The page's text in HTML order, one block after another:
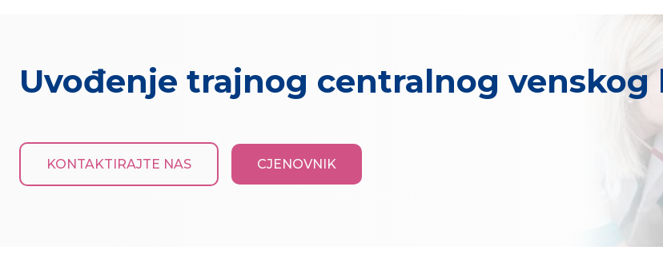
Uvođenje trajnog centralnog venskog
KONTAKTIRAJTE NAS CJENOVNIK